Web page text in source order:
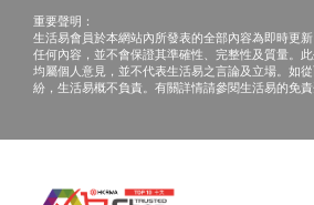
重要聲明：
生活易會員於本網站內所發表的全部內容為即時更
任何內容，並不會保證其準確性、完整性及質量。
均屬個人意見，並不代表生活易之言論及立場。如
紛，生活易概不負責。有關詳情請參閱生活易的免責